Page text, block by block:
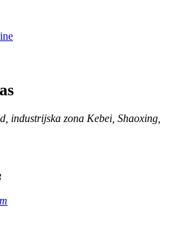
industrijska zona Kebei, Shaoxing,